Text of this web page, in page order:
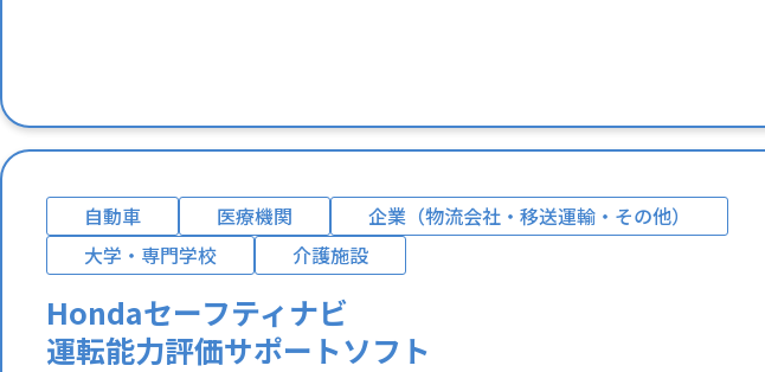
自動車 医療機関
企業（物流会社・移送運輸・その他）
大学・専門学校
介護施設
Hondaセーフティナビ
運転能力評価サポートソフト